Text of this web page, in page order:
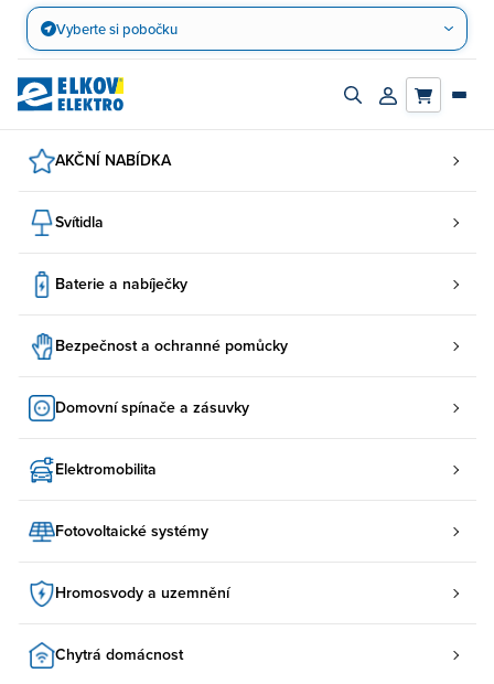
Přejít
obsah
Vyberte si pobočku
Zapnout/vypnout
Přihlásit/
AKČNÍ NABÍDKA
Svítidla
Baterie a nabíječky
Bezpečnost a ochranné pomůcky
Domovní spínače a zásuvky
Elektromobilita
Fotovoltaické systémy
Hromosvody a uzemnění
Chytrá domácnost